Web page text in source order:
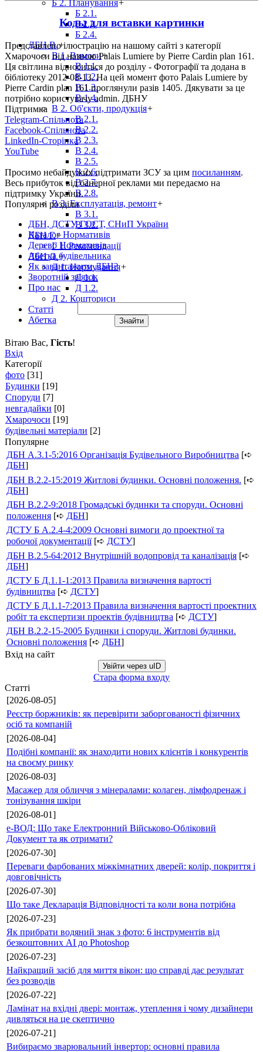
Б 2. Планування+
Б 2.1.
Б 2.2.
Б 2.4.
ДБН В.+
В 1. Вимоги+
В 1.1.
В 1.2.
В 1.3.
В 1.4.
В 2. Об'єкти, продукція+
В 2.1.
В 2.2.
В 2.3.
В 2.4.
В 2.5.
В 2.6.
В 2.7.
В 2.8.
В 3. Експлуатація, ремонт+
В 3.1.
В 3.2.
ДБН Г.+
Г 1. Рекомендації
ДБН Д.+
Д 1. Нормування+
Д 1.1.
Д 1.2.
Д 2. Кошториси
Статті
Абетка
Коды для вставки картинки
Представлено ілюстрацію на нашому сайті з категорії
Хмарочоси під назвою Palais Lumiere by Pierre Cardin plan 161.
Ця світлина відноситься до розділу - Фотографії та додана в
бібліотеку 2012-08-13. На цей момент фото Palais Lumiere by
Pierre Cardin plan 161 проглянули разів 1405. Дякувати за це
потрібно користувачу admin. ДБНУ
Підтримка
Telegram-Спільнота
Facebook-Спільнота
LinkedIn-Сторінка
YouTube
Просимо небайдужих підтримати ЗСУ за цим посиланням.
Весь прибуток від банерної реклами ми передаємо на
підтримку України.
Популярні розділи
ДБН, ДСТУ, ГОСТ, СНиП України
Каталог Нормативів
Дерево Нормативів
Абетка будівельника
Як завантажити ДБН?
Зворотній зв'язок
Про нас
Вітаю Вас, Гість!
Вхід
Категорії
фото [31]
Будинки [19]
Споруди [7]
невгадайки [0]
Хмарочоси [19]
будівельні матеріали [2]
Популярне
ДБН А.3.1-5:2016 Організація Будівельного Виробництва [➪
ДБН]
ДБН В.2.2-15:2019 Житлові будинки. Основні положення. [➪
ДБН]
ДБН В.2.2-9:2018 Громадські будинки та споруди. Основні
положення [➪ ДБН]
ДСТУ Б А.2.4-4:2009 Основні вимоги до проектної та
робочої документації[➪ ДСТУ]
ДБН В.2.5-64:2012 Внутрішній водопровід та каналізація [➪
ДБН]
ДСТУ Б Д.1.1-1:2013 Правила визначення вартості
будівництва [➪ ДСТУ]
ДСТУ Б Д.1.1-7:2013 Правила визначення вартості проектних
робіт та експертизи проектів будівництва [➪ ДСТУ]
ДБН В.2.2-15-2005 Будинки і споруди. Житлові будинки.
Основні положення [➪ ДБН]
Вхід на сайт
Увійти через uID
Стара форма входу
Статті
[2026-08-05]
Реєстр боржників: як перевірити заборгованості фізичних
осіб та компаній
[2026-08-04]
Подібні компанії: як знаходити нових клієнтів і конкурентів
на своєму ринку
[2026-08-03]
Масажер для обличчя з мінералами: колаген, лімфодренаж і
тонізування шкіри
[2026-08-01]
е-ВОД: Що таке Електронний Військово-Обліковий
Документ та як отримати?
[2026-07-30]
Переваги фарбованих міжкімнатних дверей: колір, покриття і
довговічність
[2026-07-30]
Що таке Декларація Відповідності та коли вона потрібна
[2026-07-23]
Як прибрати водяний знак з фото: 6 інструментів від
безкоштовних AI до Photoshop
[2026-07-23]
Найкращий засіб для миття вікон: що справді дає результат
без розводів
[2026-07-22]
Ламінат на вхідні двері: монтаж, утеплення і чому дизайнери
дивляться на це скептично
[2026-07-21]
Вибираємо зварювальний інвертор: основні правила